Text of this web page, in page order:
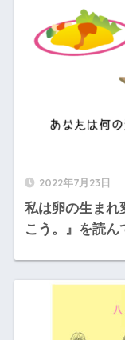
2022年7月23日
私は卵の生まれ
こう。』を読ん